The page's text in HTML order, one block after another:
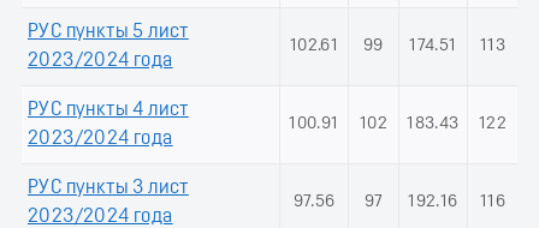
РУС пункты 5 лист
2023/2024 года
102.61 99 174.51 113
РУС пункты 4 лист
2023/2024 года
100.91 102 183.43 122
РУС пункты 3 лист
2023/2024 года
97.56 97 192.16 116